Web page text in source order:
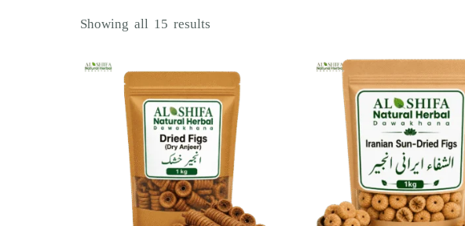
Showing all 15 results